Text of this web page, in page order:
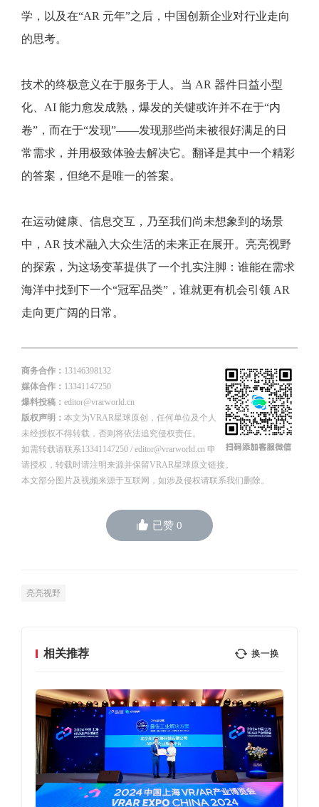
学，以及在“AR 元年”之后，中国创新企业对行业走向
的思考。
技术的终极意义在于服务于人。当 AR 器件日益小型
化、AI 能力愈发成熟，爆发的关键或许并不在于“内
卷”，而在于“发现”——发现那些尚未被很好满足的日
常需求，并用极致体验去解决它。翻译是其中一个精彩
的答案，但绝不是唯一的答案。
在运动健康、信息交互，乃至我们尚未想象到的场景
中，AR 技术融入大众生活的未来正在展开。亮亮视野
的探索，为这场变革提供了一个扎实注脚：谁能在需求
海洋中找到下一个“冠军品类”，谁就更有机会引领 AR
走向更广阔的日常。
商务合作： 13146398132
媒体合作： 13341147250
爆料投稿： editor@vrarworld.cn
版权声明： 本文为VRAR星球原创，任何单位及个人
未经授权不得转载，否则将依法追究侵权责任。
如需转载请联系13341147250 / editor@vrarworld.cn 申
请授权，转载时请注明来源并保留VRAR星球原文链接。
本文部分图片及视频来源于互联网，如涉及侵权请联系我们删除。
已赞 0
亮亮视野
相关推荐 换一换